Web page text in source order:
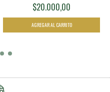
$20.000,00